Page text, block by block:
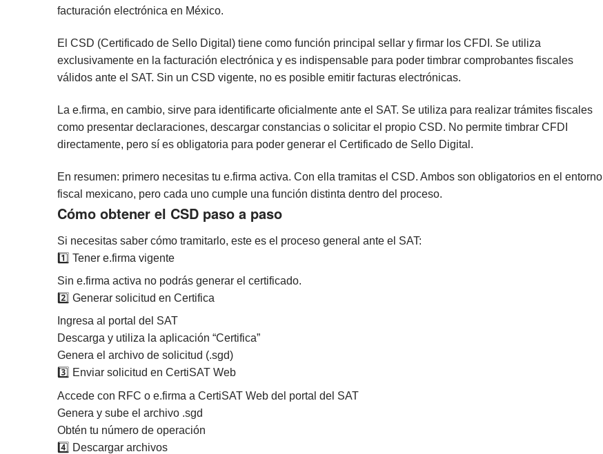
facturación electrónica en México.
El CSD (Certificado de Sello Digital) tiene como función principal sellar y firmar los CFDI. Se utiliza
exclusivamente en la facturación electrónica y es indispensable para poder timbrar comprobantes fiscales
válidos ante el SAT. Sin un CSD vigente, no es posible emitir facturas electrónicas.
La e.firma, en cambio, sirve para identificarte oficialmente ante el SAT. Se utiliza para realizar trámites fiscales
como presentar declaraciones, descargar constancias o solicitar el propio CSD. No permite timbrar CFDI
directamente, pero sí es obligatoria para poder generar el Certificado de Sello Digital.
En resumen: primero necesitas tu e.firma activa. Con ella tramitas el CSD. Ambos son obligatorios en el entorno
fiscal mexicano, pero cada uno cumple una función distinta dentro del proceso.
Cómo obtener el CSD paso a paso
Si necesitas saber cómo tramitarlo, este es el proceso general ante el SAT:
1️⃣ Tener e.firma vigente
Sin e.firma activa no podrás generar el certificado.
2️⃣ Generar solicitud en Certifica
Ingresa al portal del SAT
Descarga y utiliza la aplicación “Certifica”
Genera el archivo de solicitud (.sgd)
3️⃣ Enviar solicitud en CertiSAT Web
Accede con RFC o e.firma a CertiSAT Web del portal del SAT
Genera y sube el archivo .sgd
Obtén tu número de operación
4️⃣ Descargar archivos